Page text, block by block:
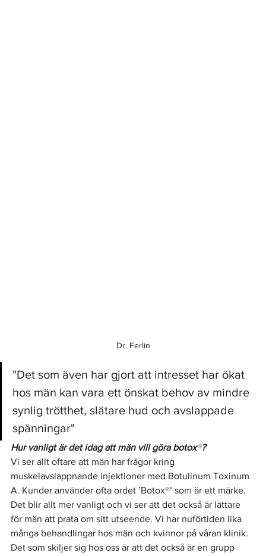
Dr. Ferlin
"Det som även har gjort att intresset har ökat
hos män kan vara ett önskat behov av mindre
synlig trötthet, slätare hud och avslappade
spänningar"
Hur vanligt är det idag att män vill göra botox®?
Vi ser allt oftare att män har frågor kring
muskelavslappnande injektioner med Botulinum Toxinum
A. Kunder använder ofta ordet ’Botox®’ som är ett märke.
Det blir allt mer vanligt och vi ser att det också är lättare
för män att prata om sitt utseende. Vi har nuförtiden lika
många behandlingar hos män och kvinnor på våran klinik.
Det som skiljer sig hos oss är att det också är en grupp